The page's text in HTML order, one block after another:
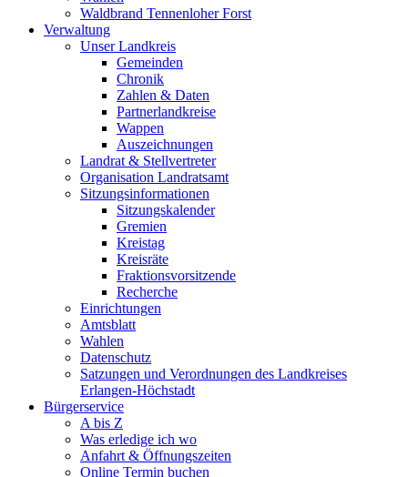
Waldbrand Tennenloher Forst
Verwaltung
Unser Landkreis
Gemeinden
Chronik
Zahlen & Daten
Partnerlandkreise
Wappen
Auszeichnungen
Landrat & Stellvertreter
Organisation Landratsamt
Sitzungsinformationen
Sitzungskalender
Gremien
Kreistag
Kreisräte
Fraktionsvorsitzende
Recherche
Einrichtungen
Amtsblatt
Wahlen
Datenschutz
Satzungen und Verordnungen des Landkreises
Erlangen-Höchstadt
Bürgerservice
A bis Z
Was erledige ich wo
Anfahrt & Öffnungszeiten
Online Termin buchen